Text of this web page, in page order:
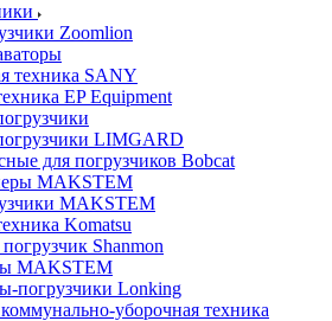
Zoomlion
техника SANY
EP Equipment
LIMGARD
для погрузчиков Bobcat
MAKSTEM
MAKSTEM
Komatsu
Shanmon
MAKSTEM
погрузчики Lonking
уборочная техника